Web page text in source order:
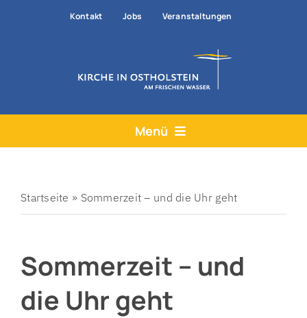
Kontakt Jobs Veranstaltungen
Menü
Angebote
Der Kirchenkreis
Prävention
Startseite » Sommerzeit – und die Uhr geht
Sommerzeit – und
die Uhr geht